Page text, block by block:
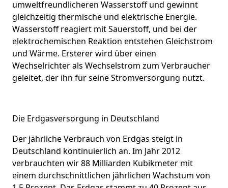
umweltfreundlicheren Wasserstoff und gewinnt
gleichzeitig thermische und elektrische Energie.
Wasserstoff reagiert mit Sauerstoff, und bei der
elektrochemischen Reaktion entstehen Gleichstrom
und Wärme. Ersterer wird über einen
Wechselrichter als Wechselstrom zum Verbraucher
geleitet, der ihn für seine Stromversorgung nutzt.
Die Erdgasversorgung in Deutschland
Der jährliche Verbrauch von Erdgas steigt in
Deutschland kontinuierlich an. Im Jahr 2012
verbrauchten wir 88 Milliarden Kubikmeter mit
einem durchschnittlichen jährlichen Wachstum von